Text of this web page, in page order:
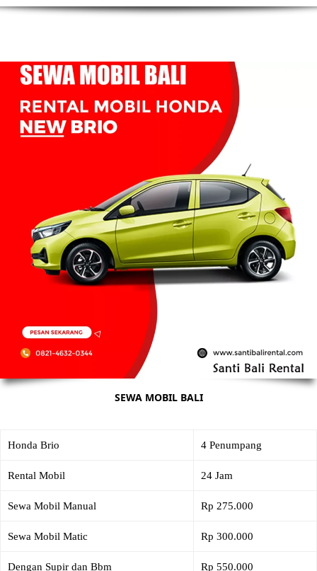
SEWA MOBIL BALI
Honda Brio 4 Penumpang
Rental Mobil 24 Jam
Sewa Mobil Manual Rp 275.000
Sewa Mobil Matic Rp 300.000
Dengan Supir dan Bbm Rp 550.000